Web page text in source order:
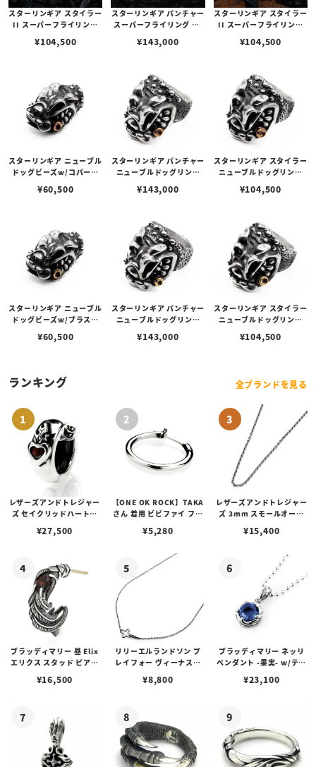
スターリンギア スタイラー
II スーパーフライリング
ロゴ/テクスチャー
¥104,500
スターリンギア パンチャー
スーパーフライリング w/
ゴ/テクスチャー
¥143,000
スターリンギア スタイラー
II スーパーフライリング
ロゴ/テクスチャー
¥104,500
スターリンギア ニューブル
ドッグビーズw/コパーシ
¥60,500
スターリンギア パンチャー
ニューブルドッグリング
¥143,000
スターリンギア スタイラー
ニューブルドッグリング
¥104,500
スターリンギア ニューブル
ドッグビーズw/ブラスシ
¥60,500
スターリンギア パンチャー
ニューブルドッグリング
¥143,000
スターリンギア スタイラー
ニューブルドッグリング
¥104,500
ランキング 全ブランドを見る
レザーズアンドトレジャー
ズ セイクリッドハートピ
¥27,500
【ONE OK ROCK】TAKA
さん 着用 ビビファイ フー
¥5,280
レザーズアンドトレジャー
ズ 3mm スモールオーバ
ブスタークラスプ＆LTロ
¥15,400
ブラッディマリー 昼 Elix
エリクス スタッド ピアス
¥16,500
リリーエルランドソン プ
レイフォー ヴィーナスチ
¥8,800
ブラッディマリー ネッリ
ペンダント -果実- w/ティ
¥23,100